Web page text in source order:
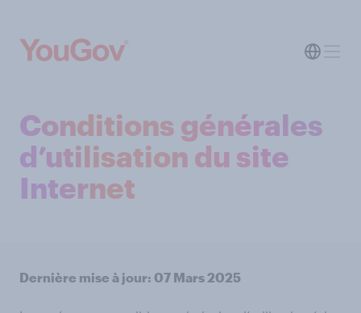
Conditions générales
d’utilisation du site
Internet
Dernière mise à jour: 07 Mars 2025